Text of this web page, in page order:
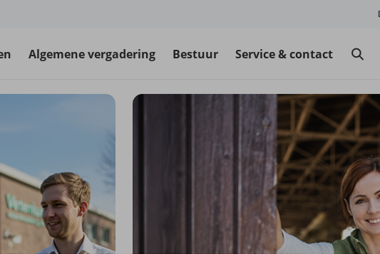
Algemene vergadering Bestuur Service & contact